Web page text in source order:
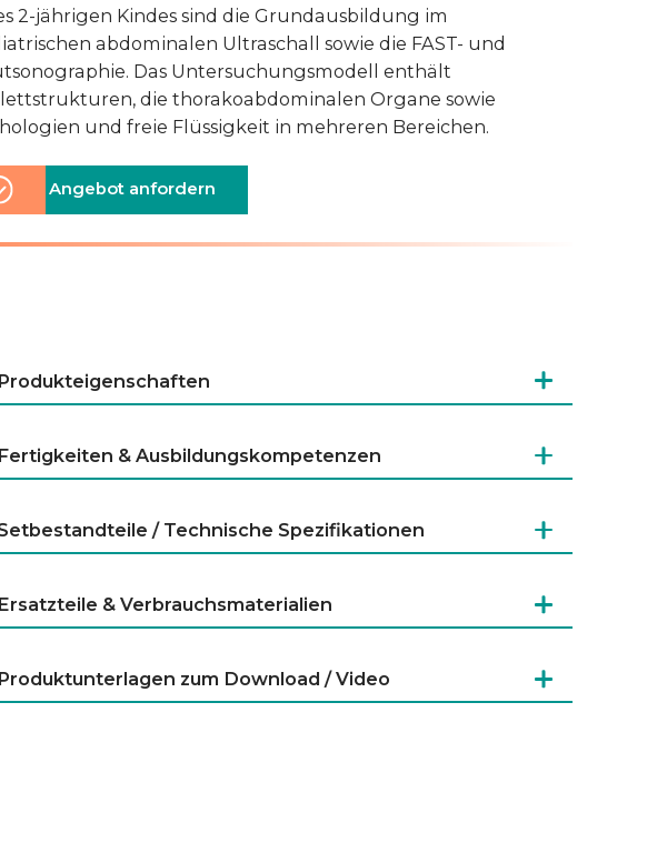
2-jährigen Kindes sind die Grundausbildung im
abdominalen Ultraschall sowie die FAST- und
Das Untersuchungsmodell enthält
die thorakoabdominalen Organe sowie
und freie Flüssigkeit in mehreren Bereichen.
Angebot anfordern
Produkteigenschaften
Fertigkeiten & Ausbildungskompetenzen
/ Technische Spezifikationen
Ersatzteile & Verbrauchsmaterialien
Produktunterlagen zum Download / Video